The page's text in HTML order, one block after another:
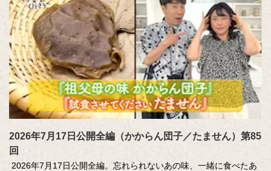
2026年7月17日公開全編（かからん団子／たません）第85
回
2026年7月17日公開全編。忘れられないあの味、一緒に食べたあ